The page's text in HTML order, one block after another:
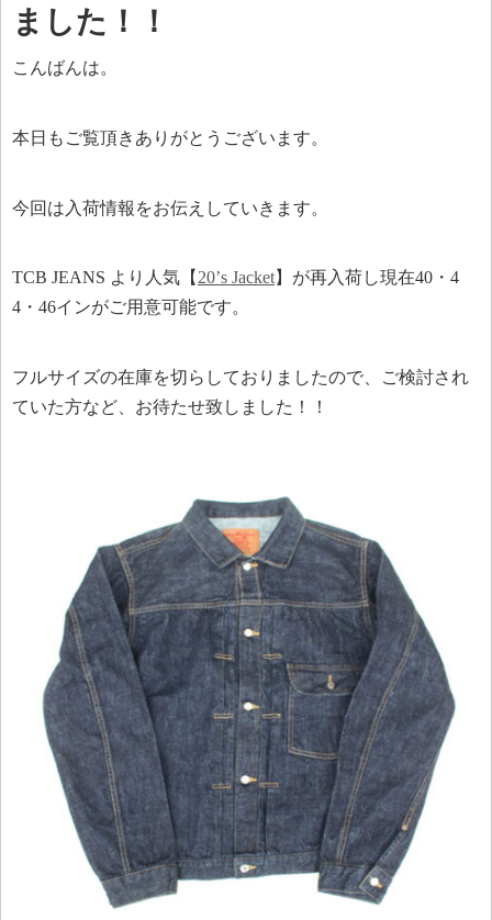
ました！！
こんばんは。
本日もご覧頂きありがとうございます。
今回は入荷情報をお伝えしていきます。
TCB JEANS より人気【 20’s Jacket】が再入荷し現在40・4
4・46インがご用意可能です。
フルサイズの在庫を切らしておりましたので、ご検討され
ていた方など、お待たせ致しました！！